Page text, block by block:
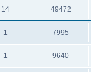
14 49472
1 7995
1 9640